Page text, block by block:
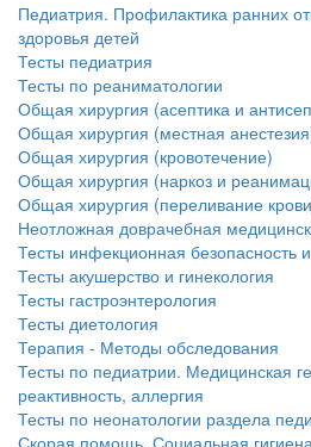
Педиатрия. Профилактика ранних
здоровья детей
Тесты педиатрия
Тесты по реаниматологии
Общая хирургия (асептика и
Общая хирургия (местная
Общая хирургия (кровотечение)
Общая хирургия (наркоз и
Общая хирургия (переливание
Неотложная доврачебная
Тесты инфекционная безопасность
Тесты акушерство и гинекология
Тесты гастроэнтерология
Тесты диетология
Терапия - Методы обследования
Тесты по педиатрии. Медицинская
реактивность, аллергия
Тесты по неонатологии раздела
Скорая помощь. Социальная